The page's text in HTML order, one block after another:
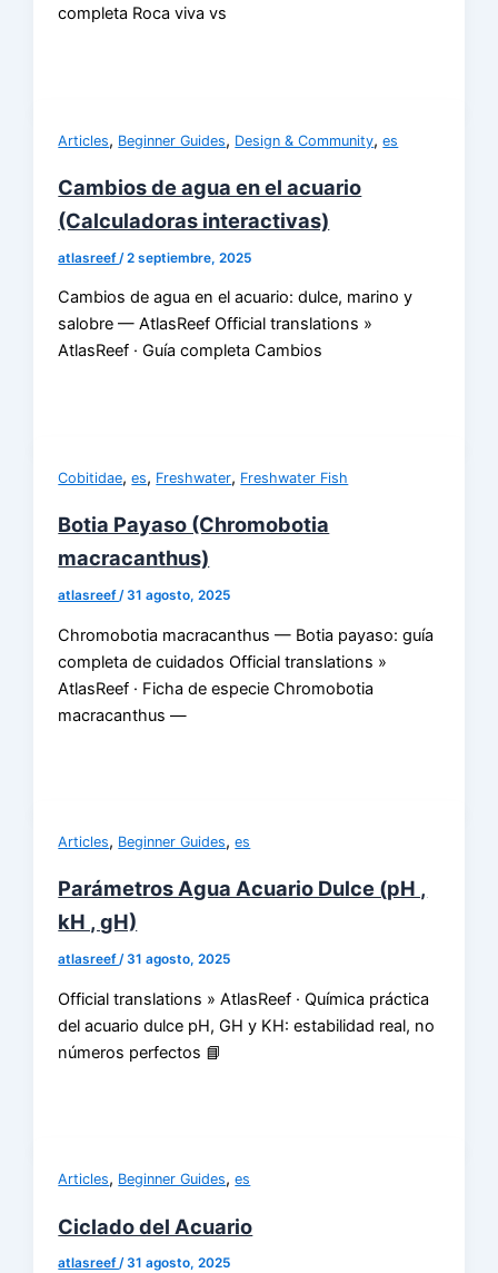
completa Roca viva vs
Articles, Beginner Guides, Design & Community,es
Cambios de agua en el acuario
(Calculadoras interactivas)
atlasreef /2 septiembre, 2025
Cambios de agua en el acuario: dulce, marino y
salobre — AtlasReef Official translations »
AtlasReef · Guía completa Cambios
Cobitidae,es, Freshwater, Freshwater Fish
Botia Payaso (Chromobotia
macracanthus)
atlasreef/31 agosto, 2025
Chromobotia macracanthus — Botia payaso: guía
completa de cuidados Official translations »
AtlasReef · Ficha de especie Chromobotia
macracanthus —
Articles, Beginner Guides,es
Parámetros Agua Acuario Dulce (pH ,
kH , gH)
atlasreef/31 agosto, 2025
Official translations » AtlasReef · Química práctica
del acuario dulce pH, GH y KH: estabilidad real, no
números perfectos 📘
Articles, Beginner Guides,es
Ciclado del Acuario
atlasreef/31 agosto, 2025